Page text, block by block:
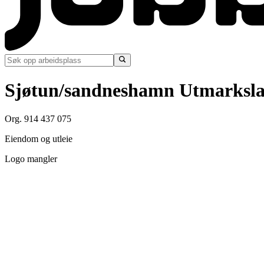
Sjøtun/sandneshamn
Org. 914 437 075
Eiendom og utleie
Logo mangler